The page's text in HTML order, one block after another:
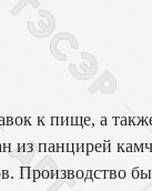
к пище, а
из панцирей
Производство